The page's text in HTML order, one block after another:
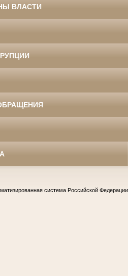
ВЛАСТИ
система Российской